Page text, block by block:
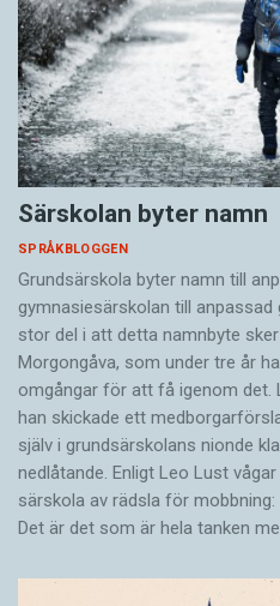
Särskolan byter namn
SPRÅKBLOGGEN
Grundsärskola byter namn till
gymnasiesärskolan till
stor del i att detta namnbyte
Morgongåva, som under tre år
omgångar för att få igenom det.
han skickade ett
själv i grundsärskolans nionde
nedlåtande. Enligt Leo Lust
särskola av rädsla för mobbning:
Det är det som är hela tanken